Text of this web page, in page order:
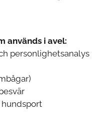
används i avel:
personlighetsanalys
hundsport